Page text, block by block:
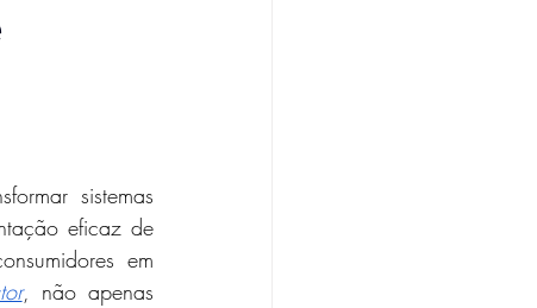
sistemas
eficaz de
em
, não apenas